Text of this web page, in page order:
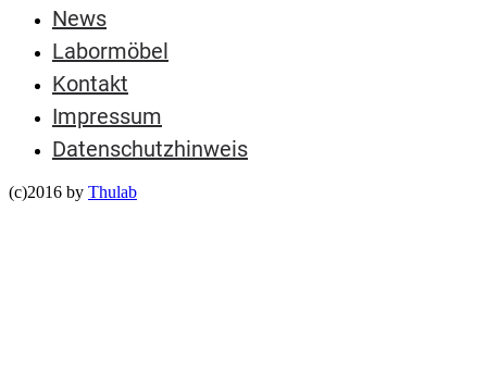
News
Labormöbel
Kontakt
Impressum
Datenschutzhinweis
(c)2016 by Thulab